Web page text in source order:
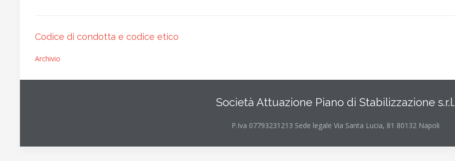
Codice di condotta e codice etico
Archivio
Società Attuazione Piano di Stabilizzazione s.r.l.
P.Iva 07793231213 Sede legale Via Santa Lucia, 81 80132 Napoli